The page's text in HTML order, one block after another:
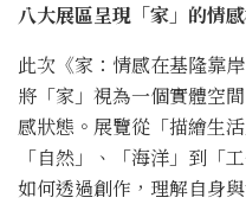
八大展區呈現「家」的情
此次《家：情感在基隆靠
將「家」視為一個實體空
感狀態。展覽從「描繪生
「自然」、「海洋」到「
如何透過創作，理解自身